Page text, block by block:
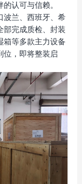
认可与信赖。
波兰、西班牙、希
部完成质检、封装
箱等多款主力设备
位，即将整装启